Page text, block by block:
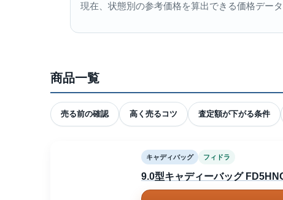
現在、状態別の参考価格を算出できる価格デー
商品一覧
売る前の確認 高く売るコツ 査定額が下がる条件
キャディバッグ フィドラ
9.0型キャディーバッグ